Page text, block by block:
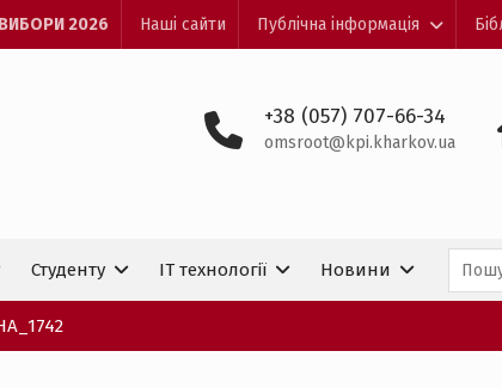
ВИБОРИ 2026 Наші сайти Публічна інформація
+38 (057) 707-66-34
omsroot@kpi.kharkov.ua
Студенту IT технологiї Новини